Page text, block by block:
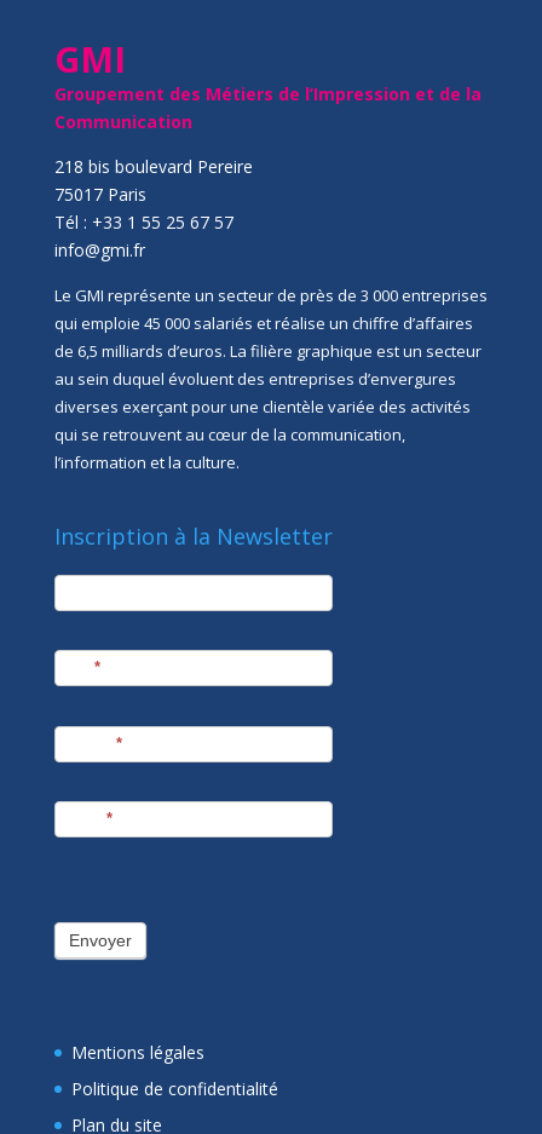
GMI
Groupement des Métiers de l’Impression et de la
Communication
218 bis boulevard Pereire
75017 Paris
Tél : +33 1 55 25 67 57
info@gmi.fr
Le GMI représente un secteur de près de 3 000 entreprises
qui emploie 45 000 salariés et réalise un chiffre d’affaires
de 6,5 milliards d’euros. La filière graphique est un secteur
au sein duquel évoluent des entreprises d’envergures
diverses exerçant pour une clientèle variée des activités
qui se retrouvent au cœur de la communication,
l’information et la culture.
Inscription à la Newsletter
newsletter
*
*
*
Envoyer
Mentions légales
Politique de confidentialité
Plan du site